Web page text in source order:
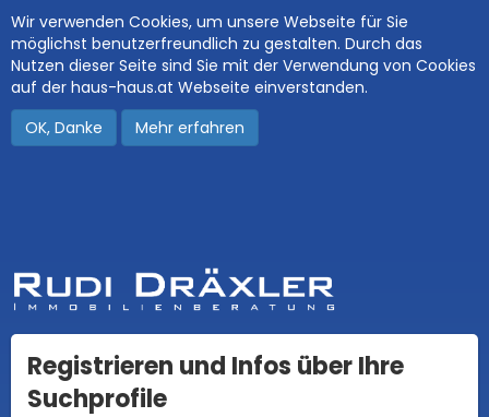
Wir verwenden Cookies, um unsere Webseite für Sie
möglichst benutzerfreundlich zu gestalten. Durch das
Nutzen dieser Seite sind Sie mit der Verwendung von Cookies
auf der haus-haus.at Webseite einverstanden.
OK, Danke
Mehr erfahren
Registrieren und Infos über Ihre
Suchprofile